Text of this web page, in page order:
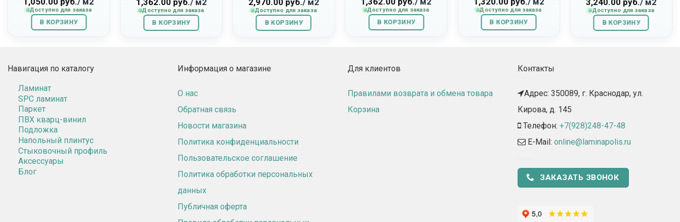
Доступно для заказа
В КОРЗИНУ
Доступно для заказа
В КОРЗИНУ
Доступно для заказа
В КОРЗИНУ
Доступно для заказа
В КОРЗИНУ
Доступно для заказа
В КОРЗИНУ
Доступно для заказа
В КОРЗИНУ
Навигация по каталогу
Ламинат
SPC ламинат
Паркет
ПВХ кварц-винил
Подложка
Напольный плинтус
Стыковочный профиль
Аксессуары
Блог
Информация о магазине
О нас
Обратная связь
Новости магазина
Политика конфиденциальности
Пользовательское соглашение
Политика обработки персональных
данных
Публичная оферта
Для клиентов
Правилами возврата и обмена товара
Корзина
Контакты
Адрес: 350089, г. Краснодар, ул.
Кирова, д. 145​
Телефон: +7(928)248-47-48
E-Mail: online@laminapolis.ru
ЗАКАЗАТЬ ЗВОНОК